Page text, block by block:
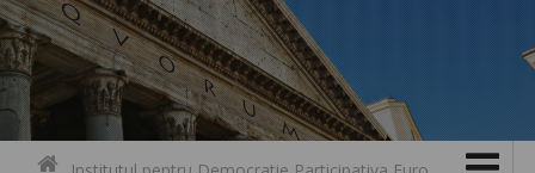
Contact
Skip to content